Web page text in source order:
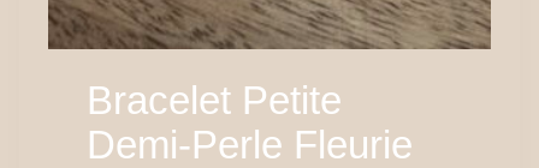
Bracelet Petite
Demi-Perle Fleurie